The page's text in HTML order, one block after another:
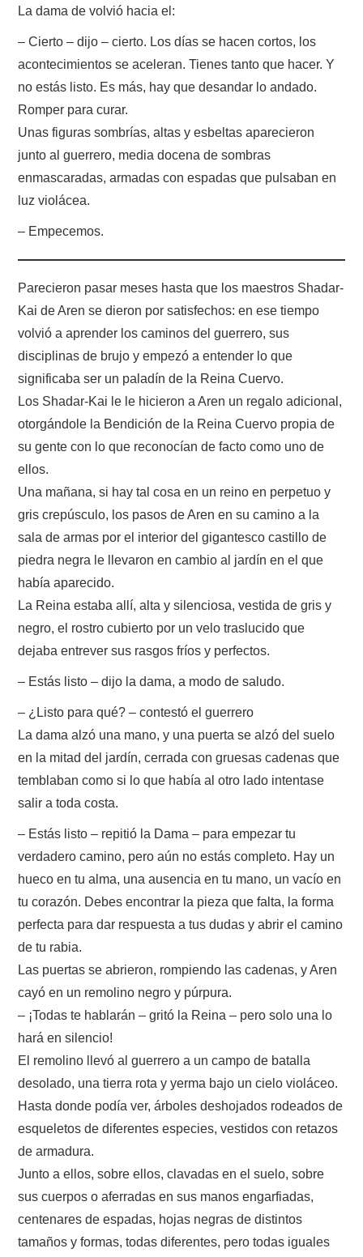
La dama de volvió hacia el:
– Cierto – dijo – cierto. Los días se hacen cortos, los
acontecimientos se aceleran. Tienes tanto que hacer. Y
no estás listo. Es más, hay que desandar lo andado.
Romper para curar.
Unas figuras sombrías, altas y esbeltas aparecieron
junto al guerrero, media docena de sombras
enmascaradas, armadas con espadas que pulsaban en
luz violácea.
– Empecemos.
Parecieron pasar meses hasta que los maestros Shadar-
Kai de Aren se dieron por satisfechos: en ese tiempo
volvió a aprender los caminos del guerrero, sus
disciplinas de brujo y empezó a entender lo que
significaba ser un paladín de la Reina Cuervo.
Los Shadar-Kai le le hicieron a Aren un regalo adicional,
otorgándole la Bendición de la Reina Cuervo propia de
su gente con lo que reconocían de facto como uno de
ellos.
Una mañana, si hay tal cosa en un reino en perpetuo y
gris crepúsculo, los pasos de Aren en su camino a la
sala de armas por el interior del gigantesco castillo de
piedra negra le llevaron en cambio al jardín en el que
había aparecido.
La Reina estaba allí, alta y silenciosa, vestida de gris y
negro, el rostro cubierto por un velo traslucido que
dejaba entrever sus rasgos fríos y perfectos.
– Estás listo – dijo la dama, a modo de saludo.
– ¿Listo para qué? – contestó el guerrero
La dama alzó una mano, y una puerta se alzó del suelo
en la mitad del jardín, cerrada con gruesas cadenas que
temblaban como si lo que había al otro lado intentase
salir a toda costa.
– Estás listo – repitió la Dama – para empezar tu
verdadero camino, pero aún no estás completo. Hay un
hueco en tu alma, una ausencia en tu mano, un vacío en
tu corazón. Debes encontrar la pieza que falta, la forma
perfecta para dar respuesta a tus dudas y abrir el camino
de tu rabia.
Las puertas se abrieron, rompiendo las cadenas, y Aren
cayó en un remolino negro y púrpura.
– ¡Todas te hablarán – gritó la Reina – pero solo una lo
hará en silencio!
El remolino llevó al guerrero a un campo de batalla
desolado, una tierra rota y yerma bajo un cielo violáceo.
Hasta donde podía ver, árboles deshojados rodeados de
esqueletos de diferentes especies, vestidos con retazos
de armadura.
Junto a ellos, sobre ellos, clavadas en el suelo, sobre
sus cuerpos o aferradas en sus manos engarfiadas,
centenares de espadas, hojas negras de distintos
tamaños y formas, todas diferentes, pero todas iguales